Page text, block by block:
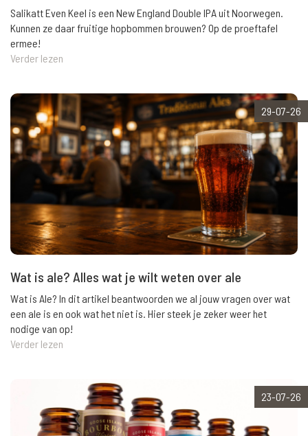
Salikatt Even Keel is een New England Double IPA uit Noorwegen.
Kunnen ze daar fruitige hopbommen brouwen? Op de proeftafel
ermee!
Verder lezen
29-07-26
Wat is ale? Alles wat je wilt weten over ale
Wat is Ale? In dit artikel beantwoorden we al jouw vragen over wat
een ale is en ook wat het niet is. Hier steek je zeker weer het
nodige van op!
Verder lezen
23-07-26